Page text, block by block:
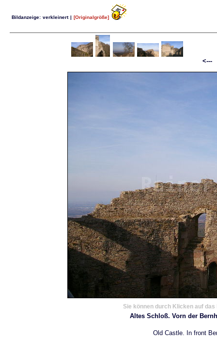
Bildanzeige: verkleinert | [Originalgröße]
Sie können durch Klicken auf
Altes Schloß. Vorn der
Old Castle. In front